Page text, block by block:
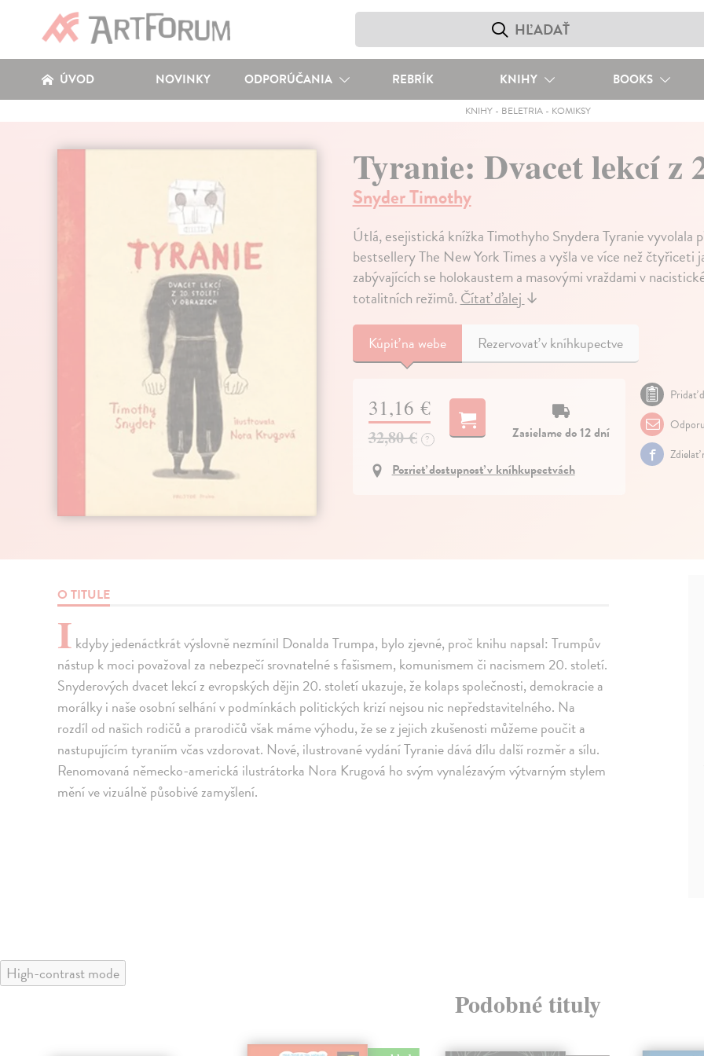
ÚVOD NOVINKY ODPORÚČANIA REBRÍK KNIHY BOOKS
KNIHY- BELETRIA- KOMIKSY
Tyranie: Dvacet lekcí z
Snyder Timothy
Útlá, esejistická knížka Timothyho Snydera Tyranie vyvolala
bestsellery The New York Times a vyšla ve více než
zabývajících se holokaustem a masovými vraždami v
totalitních režimů.Čítať ďalej↓
Kúpiťna webe Rezervovať v kníhkupectve
31,16 €
32,80 € ?
Zasielame do 12 dní
Pozrieť dostupnosť v kníhkupectvách
Pridať
Zdielať
O TITULE
I kdyby jedenáctkrát výslovně nezmínil Donalda Trumpa, bylo zjevné, proč knihu napsal: Trumpův
nástup k moci považoval za nebezpečí srovnatelné s fašismem, komunismem či nacismem 20. století.
Snyderových dvacet lekcí z evropských dějin 20. století ukazuje, že kolaps společnosti, demokracie a
morálky i naše osobní selhání v podmínkách politických krizí nejsou nic nepředstavitelného. Na
rozdíl od našich rodičů a prarodičů však máme výhodu, že se z jejich zkušenosti můžeme poučit a
nastupujícím tyraniím včas vzdorovat. Nové, ilustrované vydání Tyranie dává dílu další rozměr a sílu.
Renomovaná německo-americká ilustrátorka Nora Krugová ho svým vynalézavým výtvarným stylem
mění ve vizuálně působivé zamyšlení.
High-contrast mode
Podobné tituly